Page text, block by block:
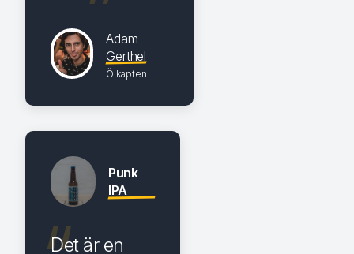
Adam
Gerthel
Ölkapten
Punk
IPA
Det är en